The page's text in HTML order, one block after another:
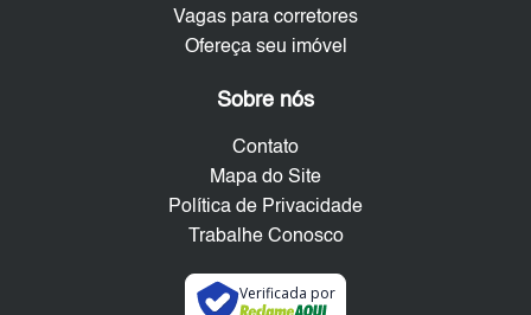
Vagas para corretores
Ofereça seu imóvel
Sobre nós
Contato
Mapa do Site
Política de Privacidade
Trabalhe Conosco
Verificada por